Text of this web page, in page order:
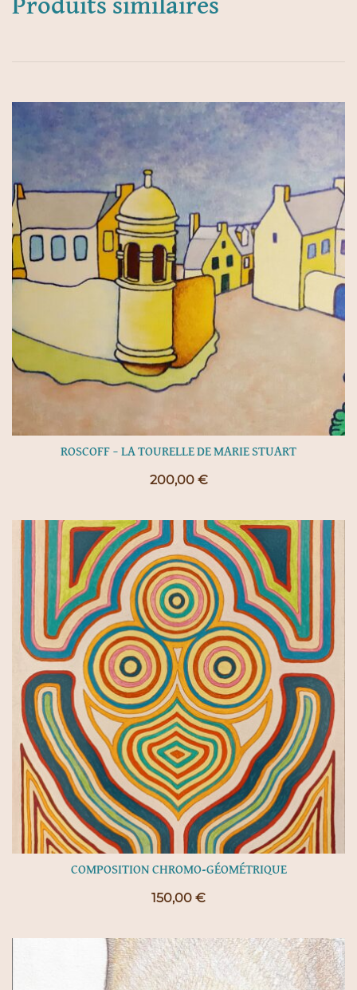
Produits similaires
ROSCOFF – LA TOURELLE DE MARIE STUART
200,00 €
COMPOSITION CHROMO-GÉOMÉTRIQUE
150,00 €